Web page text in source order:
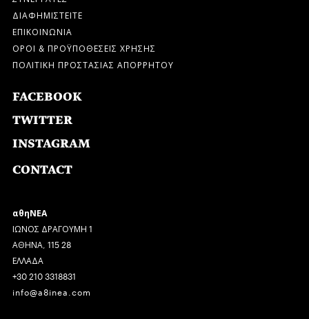
ΔΙΑΦΗΜΙΣΤΕΙΤΕ
ΕΠΙΚΟΙΝΩΝΙΑ
ΟΡΟΙ & ΠΡΟΫΠΟΘΕΣΕΙΣ ΧΡΗΣΗΣ
ΠΟΛΙΤΙΚΗ ΠΡΟΣΤΑΣΙΑΣ ΑΠΟΡΡΗΤΟΥ
FACEBOOK
TWITTER
INSTAGRAM
CONTACT
αθηΝΕΑ
ΙΩΝΟΣ ΔΡΑΓΟΥΜΗ 1
ΑΘΗΝΑ, 115 28
ΕΛΛΑΔΑ
+30 210 3318831
info@a8inea.com